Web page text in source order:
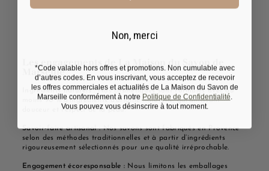
Les engagements de La Maison du Savon de
Marseille
Ingrédients naturels :Nos cosmétiques sont formulés avec au
moins 90 % d’ingrédients d’origine naturelle, garantissant
douceur et respect de la peau.
Savoir-faire artisanal :Nos savons sont fabriqués en Provence
selon des méthodes traditionnelles et à partir d’ingrédients
rigoureusement sélectionnés pour une qualité irréprochable.
Engagement écoresponsable : Nous limitons les emballages
Non, merci
*Code valable hors offres et promotions. Non cumulable avec
d’autres codes. En vous inscrivant, vous acceptez de recevoir
les offres commerciales et actualités de La Maison du Savon de
Marseille conformément à notre Politique de Confidentialité
Vous pouvez vous désinscrire à tout moment.